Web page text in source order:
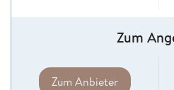
Zum
Zum Anbieter